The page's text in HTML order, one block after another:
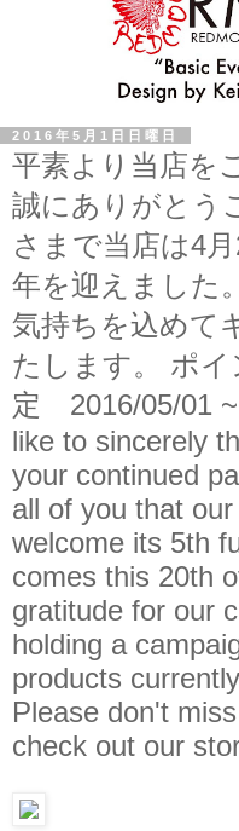
2016年5月1日日曜日
平素より当店を
誠にありがとう
さまで当店は4
年を迎えました
気持ちを込めて
たします。 ポイ
定 2016/05/01 ~
like to sincerely
your continued
all of you that
welcome its 5th
comes this 20th
gratitude for our
holding a
products
Please don't
check out our